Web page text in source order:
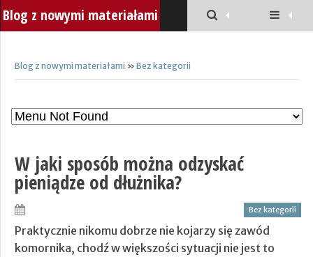
Blog z nowymi materiałami
Blog z nowymi materiałami » Bez kategorii
W jaki sposób można odzyskać
pieniądze od dłużnika?
Bez kategorii
Praktycznie nikomu dobrze nie kojarzy się zawód
komornika, chodź w większości sytuacji nie jest to